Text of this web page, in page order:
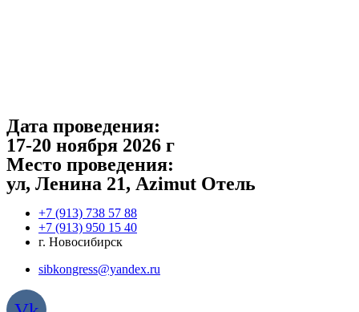
Дата проведения:
17-20 ноября 2026 г
Место проведения:
ул, Ленина 21, Azimut Отель
‎+7 (913) 738 57 88
+7 (913) 950 15 40
г. Новосибирск
sibkongress@yandex.ru